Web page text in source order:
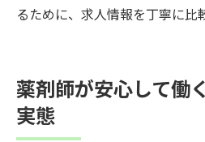
るために、求人情報を丁寧に比
薬剤師が安心して働
実態